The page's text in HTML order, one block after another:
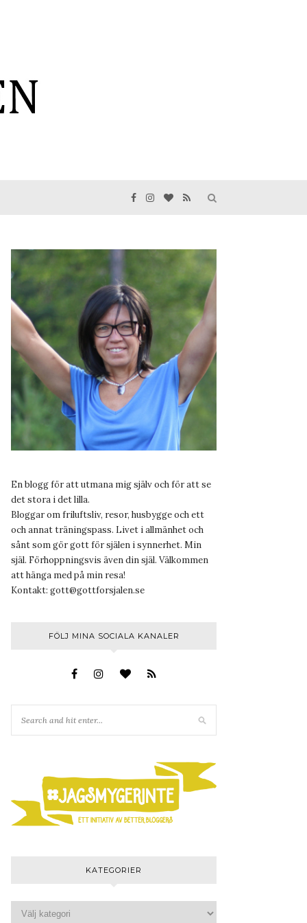
En blogg för att utmana mig själv och för att se
det stora i det lilla.
Bloggar om friluftsliv, resor, husbygge och ett
och annat träningspass. Livet i allmänhet och
sånt som gör gott för själen i synnerhet. Min
själ. Förhoppningsvis även din själ. Välkommen
att hänga med på min resa!
Kontakt: gott@gottforsjalen.se
FÖLJ MINA SOCIALA KANALER
KATEGORIER